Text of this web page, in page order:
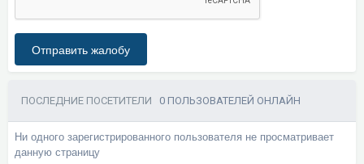
Отправить жалобу
ПОСЛЕДНИЕ ПОСЕТИТЕЛИ 0 ПОЛЬЗОВАТЕЛЕЙ ОНЛАЙН
Ни одного зарегистрированного пользователя не просматривает
данную страницу